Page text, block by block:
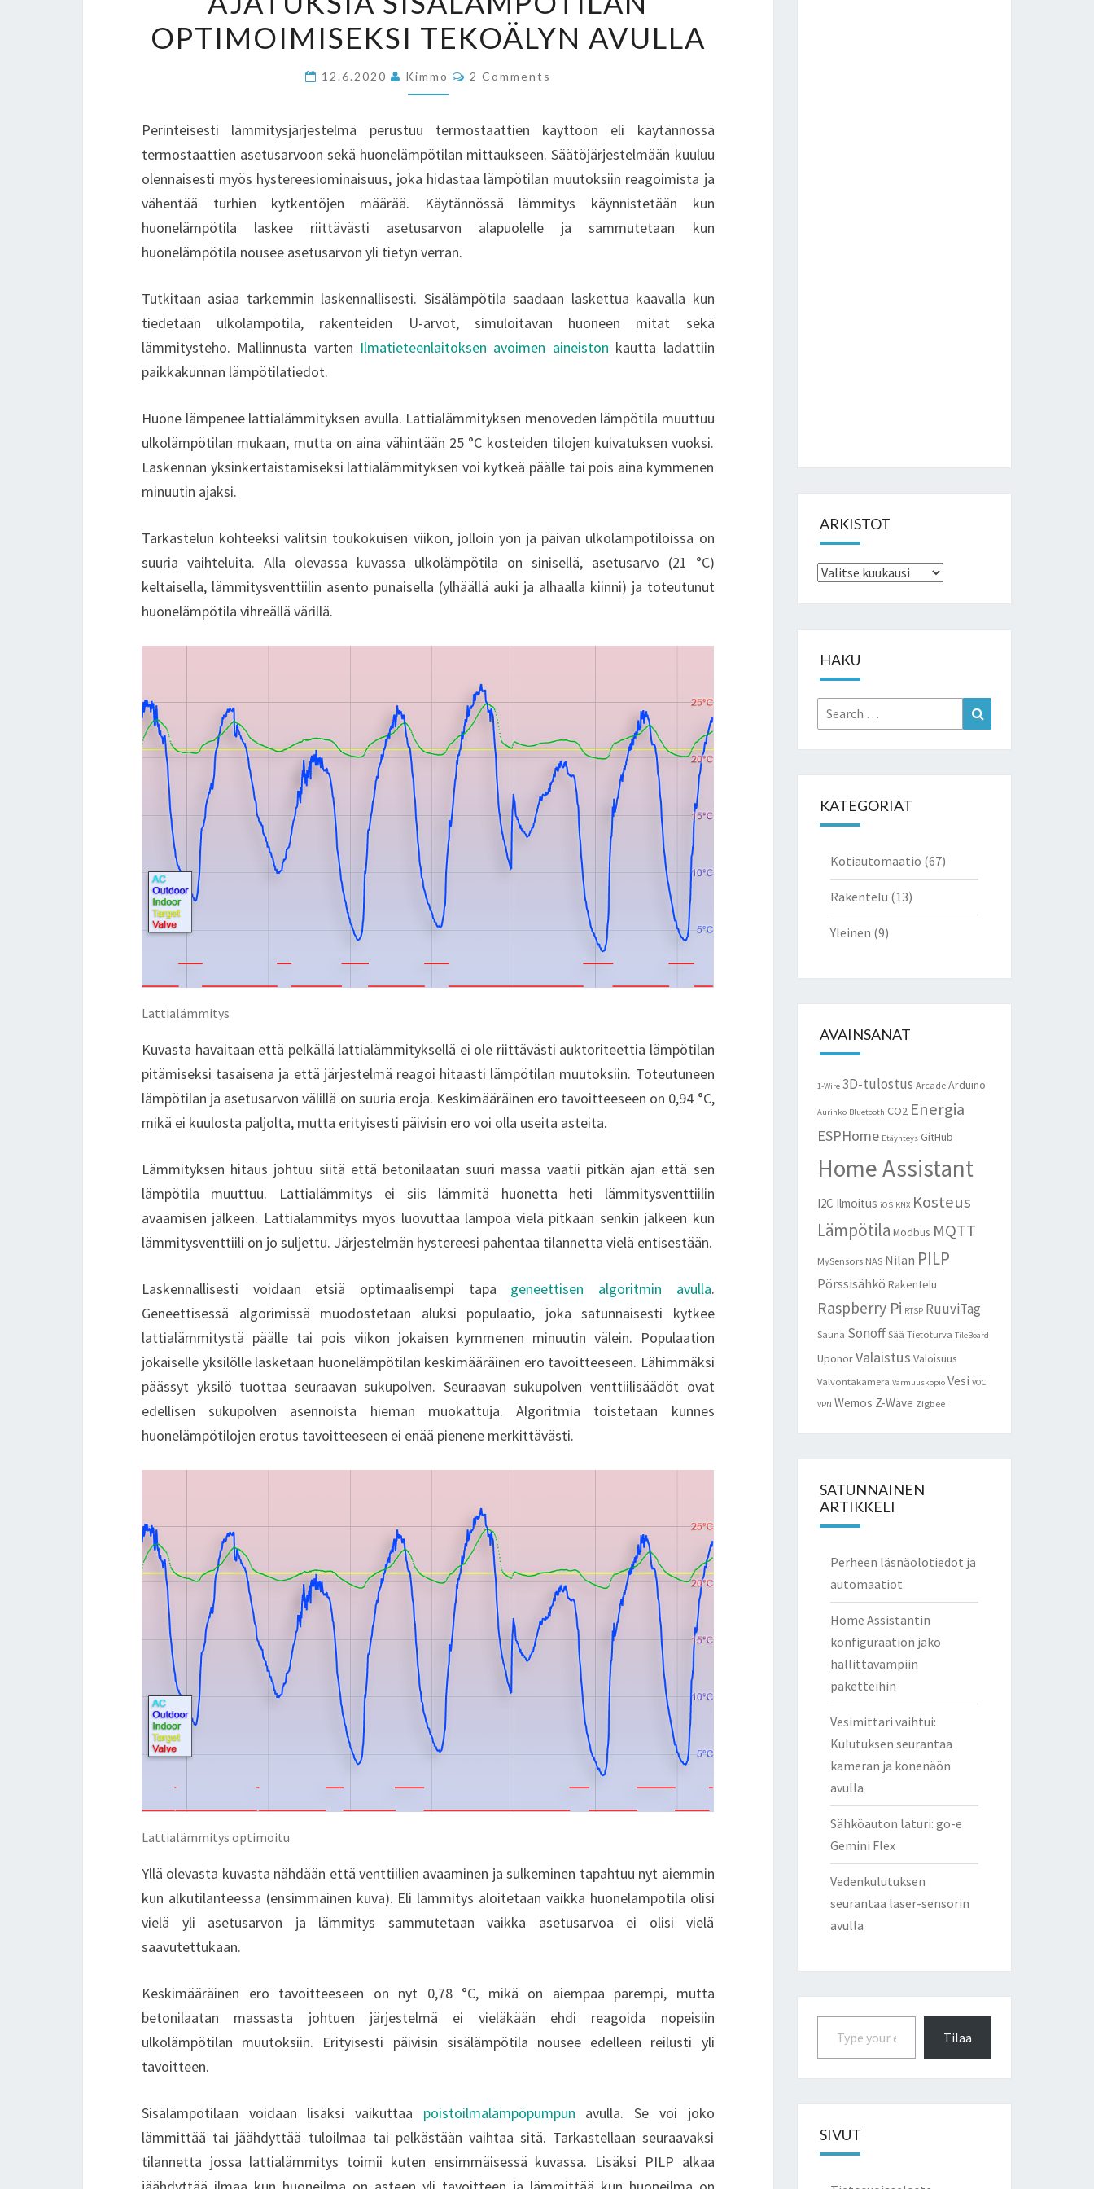
SISÄLÄMPÖTILAN
OPTIMOIMISEKSI
TEKOÄLYN
AVULLA
OPTIMOIMISEKSI TEKOÄLYN AVULLA
12.6.2020 Kimmo Comments
2 Comments
Perinteisesti lämmitysjärjestelmä perustuu termostaattien käyttöön eli käytännössä
termostaattien asetusarvoon sekä huonelämpötilan mittaukseen. Säätöjärjestelmään kuuluu
olennaisesti myös hystereesiominaisuus, joka hidastaa lämpötilan muutoksiin reagoimista ja
vähentää turhien kytkentöjen määrää. Käytännössä lämmitys käynnistetään kun
huonelämpötila laskee riittävästi asetusarvon alapuolelle ja sammutetaan kun
huonelämpötila nousee asetusarvon yli tietyn verran.
Tutkitaan asiaa tarkemmin laskennallisesti. Sisälämpötila saadaan laskettua kaavalla kun
tiedetään ulkolämpötila, rakenteiden U-arvot, simuloitavan huoneen mitat sekä
lämmitysteho. Mallinnusta varten Ilmatieteenlaitoksen avoimen aineiston kautta ladattiin
paikkakunnan lämpötilatiedot.
Huone lämpenee lattialämmityksen avulla. Lattialämmityksen menoveden lämpötila muuttuu
ulkolämpötilan mukaan, mutta on aina vähintään 25 °C kosteiden tilojen kuivatuksen vuoksi.
Laskennan yksinkertaistamiseksi lattialämmityksen voi kytkeä päälle tai pois aina kymmenen
minuutin ajaksi.
Tarkastelun kohteeksi valitsin toukokuisen viikon, jolloin yön ja päivän ulkolämpötiloissa on
suuria vaihteluita. Alla olevassa kuvassa ulkolämpötila on sinisellä, asetusarvo (21 °C)
keltaisella, lämmitysventtiilin asento punaisella (ylhäällä auki ja alhaalla kiinni) ja toteutunut
huonelämpötila vihreällä värillä.
Lattialämmitys
Kuvasta havaitaan että pelkällä lattialämmityksellä ei ole riittävästi auktoriteettia lämpötilan
pitämiseksi tasaisena ja että järjestelmä reagoi hitaasti lämpötilan muutoksiin. Toteutuneen
lämpötilan ja asetusarvon välillä on suuria eroja. Keskimääräinen ero tavoitteeseen on 0,94 °C,
mikä ei kuulosta paljolta, mutta erityisesti päivisin ero voi olla useita asteita.
Lämmityksen hitaus johtuu siitä että betonilaatan suuri massa vaatii pitkän ajan että sen
lämpötila muuttuu. Lattialämmitys ei siis lämmitä huonetta heti lämmitysventtiilin
avaamisen jälkeen. Lattialämmitys myös luovuttaa lämpöä vielä pitkään senkin jälkeen kun
lämmitysventtiili on jo suljettu. Järjestelmän hystereesi pahentaa tilannetta vielä entisestään.
Laskennallisesti voidaan etsiä optimaalisempi tapa geneettisen algoritmin avulla.
Geneettisessä algorimissä muodostetaan aluksi populaatio, joka satunnaisesti kytkee
lattialämmitystä päälle tai pois viikon jokaisen kymmenen minuutin välein. Populaation
jokaiselle yksilölle lasketaan huonelämpötilan keskimääräinen ero tavoitteeseen. Lähimmäksi
päässyt yksilö tuottaa seuraavan sukupolven. Seuraavan sukupolven venttiilisäädöt ovat
edellisen sukupolven asennoista hieman muokattuja. Algoritmia toistetaan kunnes
huonelämpötilojen erotus tavoitteeseen ei enää pienene merkittävästi.
Lattialämmitys optimoitu
Yllä olevasta kuvasta nähdään että venttiilien avaaminen ja sulkeminen tapahtuu nyt aiemmin
kun alkutilanteessa (ensimmäinen kuva). Eli lämmitys aloitetaan vaikka huonelämpötila olisi
vielä yli asetusarvon ja lämmitys sammutetaan vaikka asetusarvoa ei olisi vielä
saavutettukaan.
Keskimääräinen ero tavoitteeseen on nyt 0,78 °C, mikä on aiempaa parempi, mutta
betonilaatan massasta johtuen järjestelmä ei vieläkään ehdi reagoida nopeisiin
ulkolämpötilan muutoksiin. Erityisesti päivisin sisälämpötila nousee edelleen reilusti yli
tavoitteen.
Sisälämpötilaan voidaan lisäksi vaikuttaa poistoilmalämpöpumpun avulla. Se voi joko
lämmittää tai jäähdyttää tuloilmaa tai pelkästään vaihtaa sitä. Tarkastellaan seuraavaksi
tilannetta jossa lattialämmitys toimii kuten ensimmäisessä kuvassa. Lisäksi PILP alkaa
ARKISTOT
Arkistot
HAKU
Search
for:
KATEGORIAT
Kotiautomaatio (67)
Rakentelu (13)
Yleinen (9)
AVAINSANAT
1-Wire 3D-tulostus Arcade Arduino
Aurinko Bluetooth CO2 Energia
ESPHome Etäyhteys GitHub
Home Assistant
I2C Ilmoitus iOS KNX Kosteus
Lämpötila Modbus MQTT
MySensors NAS Nilan PILP
Pörssisähkö Rakentelu
Raspberry Pi RTSP RuuviTag
Sauna Sonoff Sää Tietoturva TileBoard
UponorValaistus Valoisuus
Valvontakamera Varmuuskopio Vesi VOC
VPN Wemos Z-Wave Zigbee
SATUNNAINEN
ARTIKKELI
Perheen läsnäolotiedot ja
automaatiot
Home Assistantin
konfiguraation jako
hallittavampiin
paketteihin
Vesimittari vaihtui:
Kulutuksen seurantaa
kameran ja konenäön
avulla
Sähköauton laturi: go-e
Gemini Flex
Vedenkulutuksen
seurantaa laser-sensorin
avulla
Type your email…
Tilaa
SIVUT